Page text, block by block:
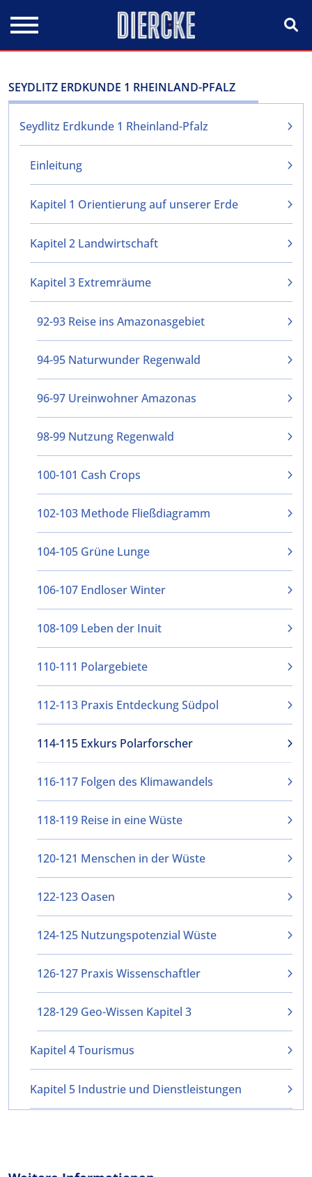
SEYDLITZ ERDKUNDE 1 RHEINLAND-PFALZ
Seydlitz Erdkunde 1 Rheinland-Pfalz
Einleitung
Kapitel 1 Orientierung auf unserer Erde
Kapitel 2 Landwirtschaft
Kapitel 3 Extremräume
92-93 Reise ins Amazonasgebiet
94-95 Naturwunder Regenwald
96-97 Ureinwohner Amazonas
98-99 Nutzung Regenwald
100-101 Cash Crops
102-103 Methode Fließdiagramm
104-105 Grüne Lunge
106-107 Endloser Winter
108-109 Leben der Inuit
110-111 Polargebiete
112-113 Praxis Entdeckung Südpol
114-115 Exkurs Polarforscher
116-117 Folgen des Klimawandels
118-119 Reise in eine Wüste
120-121 Menschen in der Wüste
122-123 Oasen
124-125 Nutzungspotenzial Wüste
126-127 Praxis Wissenschaftler
128-129 Geo-Wissen Kapitel 3
Kapitel 4 Tourismus
Kapitel 5 Industrie und Dienstleistungen